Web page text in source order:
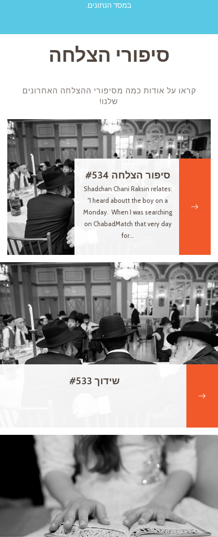
במסד הנתונים.
סיפורי הצלחה
קראו על אודות כמה מסיפורי ההצלחה האחרונים
שלנו!
סיפור הצלחה #534
Shadchan Chani Raksin relates:
"I heard aboutt the boy on a
Monday. When I was searching
on ChabadMatch that very day
for...
שידוך #533